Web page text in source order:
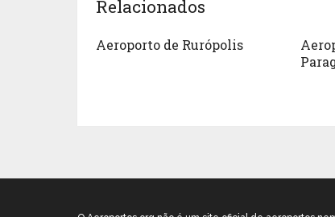
Relacionados
Aeroporto de Rurópolis